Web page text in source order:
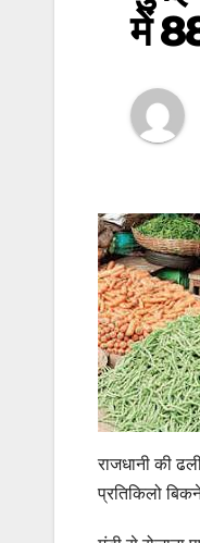
में
राजधानी की
प्रतिकिलो